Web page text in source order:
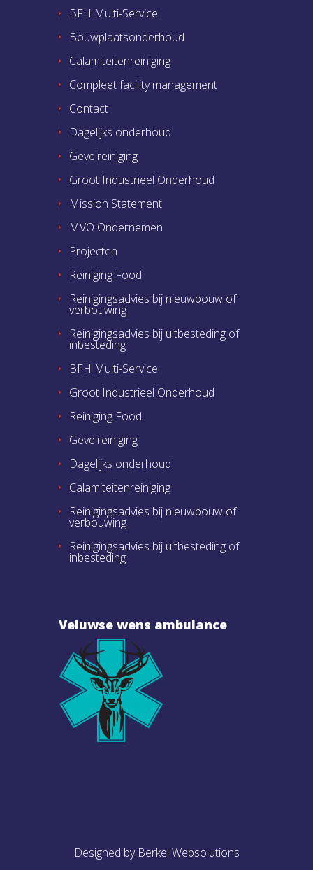
BFH Multi-Service
Bouwplaatsonderhoud
Calamiteitenreiniging
Compleet facility management
Contact
Dagelijks onderhoud
Gevelreiniging
Groot Industrieel Onderhoud
Mission Statement
MVO Ondernemen
Projecten
Reiniging Food
Reinigingsadvies bij nieuwbouw of
verbouwing
Reinigingsadvies bij uitbesteding of
inbesteding
BFH Multi-Service
Groot Industrieel Onderhoud
Reiniging Food
Gevelreiniging
Dagelijks onderhoud
Calamiteitenreiniging
Reinigingsadvies bij nieuwbouw of
verbouwing
Reinigingsadvies bij uitbesteding of
inbesteding
Veluwse wens ambulance
Designed by Berkel Websolutions